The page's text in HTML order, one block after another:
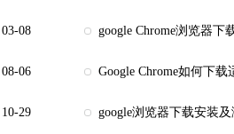
03-08 google Chrome浏览器
08-06 Google Chrome如何下载
10-29 google浏览器下载安装